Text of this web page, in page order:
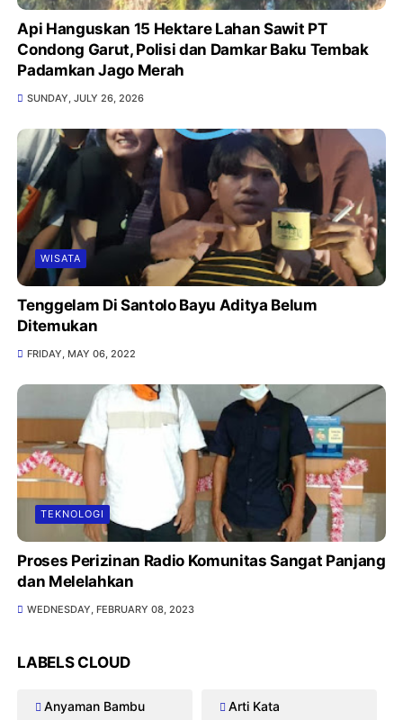
Api Hanguskan 15 Hektare Lahan Sawit PT
Condong Garut, Polisi dan Damkar Baku Tembak
Padamkan Jago Merah
SUNDAY, JULY 26, 2026
WISATA
Tenggelam Di Santolo Bayu Aditya Belum
Ditemukan
FRIDAY, MAY 06, 2022
TEKNOLOGI
Proses Perizinan Radio Komunitas Sangat Panjang
dan Melelahkan
WEDNESDAY, FEBRUARY 08, 2023
LABELS CLOUD
Anyaman Bambu Arti Kata